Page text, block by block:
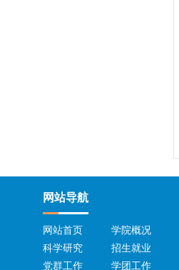
网站导航
网站首页 学院概况
科学研究
招生就业
党群工作
学团工作